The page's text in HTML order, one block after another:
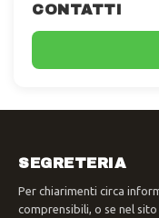
CONTATTI
SEGRETERIA
Per chiarimenti circa
comprensibili, o se nel